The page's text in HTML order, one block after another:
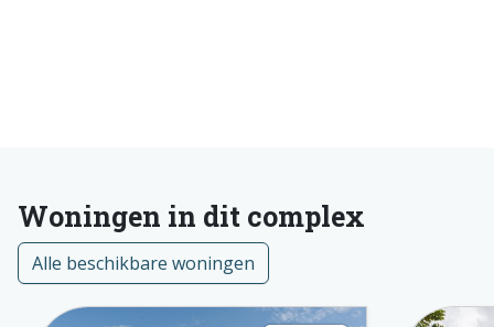
Woningen in dit complex
Alle beschikbare woningen